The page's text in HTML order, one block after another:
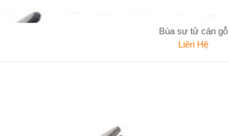
Búa sư tử cán gỗ
Liên Hệ